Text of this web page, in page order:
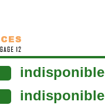
indisponible
indisponible